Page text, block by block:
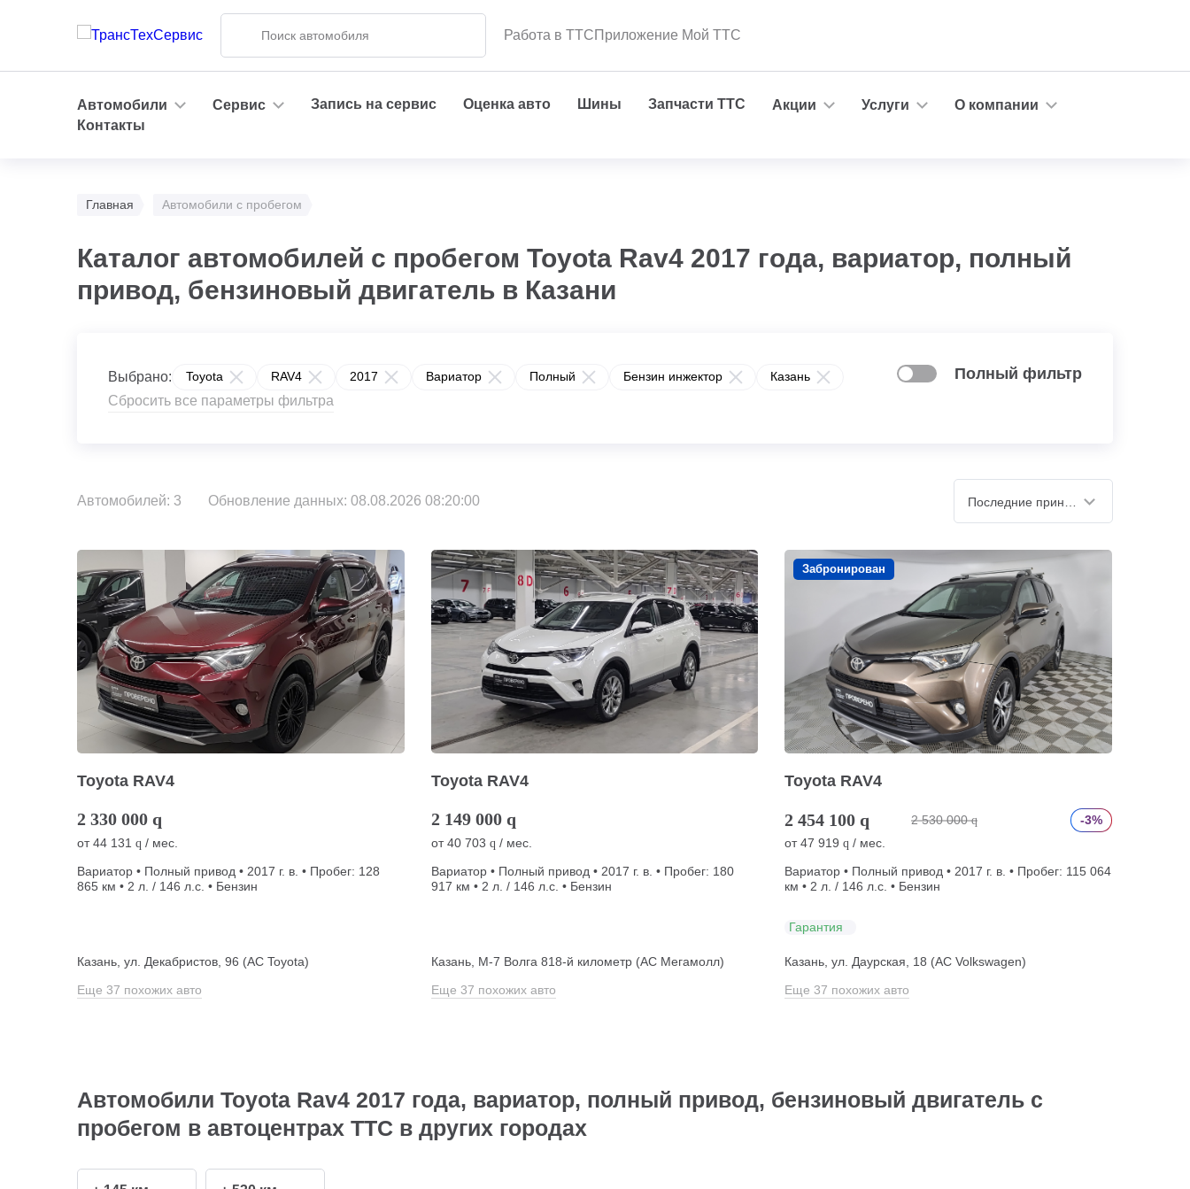
Работа в ТТСПриложение Мой ТТС
Автомобили Сервис Запись на сервис Оценка авто Шины Запчасти ТТС Акции Услуги
О компании
Контакты
Главная Автомобили с пробегом
Каталог автомобилей с пробегом Toyota Rav4 2017 года, вариатор, полный
привод, бензиновый двигатель в Казани
Выбрано: Toyota RAV4 2017 Вариатор Полный Бензин инжектор Казань
Сбросить все параметры фильтра
Полный фильтр
Автомобилей: 3 Обновление данных: 08.08.2026 08:20:00
Toyota RAV4
2 330 000 q
от44 131 q / мес.
Вариатор • Полный привод • 2017 г. в. • Пробег: 128
865 км • 2 л. / 146 л.с. • Бензин
Казань, ул. Декабристов, 96 (АС Toyota)
Еще 37 похожих авто
Toyota RAV4
2 149 000 q
от40 703 q / мес.
Вариатор • Полный привод • 2017 г. в. • Пробег: 180
917 км • 2 л. / 146 л.с. • Бензин
Казань, М-7 Волга 818-й километр (АС Мегамолл)
Еще 37 похожих авто
Забронирован
Toyota RAV4
2 454 100 q 2 530 000 q
-3%
от47 919 q / мес.
Вариатор • Полный привод • 2017 г. в. • Пробег: 115 064
км • 2 л. / 146 л.с. • Бензин
Гарантия
Казань, ул. Даурская, 18 (АС Volkswagen)
Еще 37 похожих авто
Автомобили Toyota Rav4 2017 года, вариатор, полный привод, бензиновый двигатель с
пробегом в автоцентрах ТТС в других городах